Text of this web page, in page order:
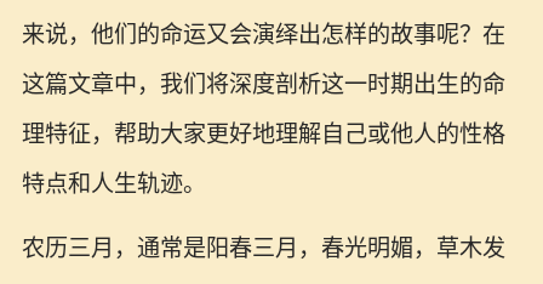
来说，他们的命运又会演绎出怎样的故事呢？在
这篇文章中，我们将深度剖析这一时期出生的命
理特征，帮助大家更好地理解自己或他人的性格
特点和人生轨迹。
农历三月，通常是阳春三月，春光明媚，草木发